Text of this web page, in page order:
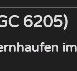
6205)
im